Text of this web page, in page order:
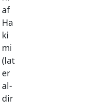
Ha
ki
mi
(lat
er
al-
dir